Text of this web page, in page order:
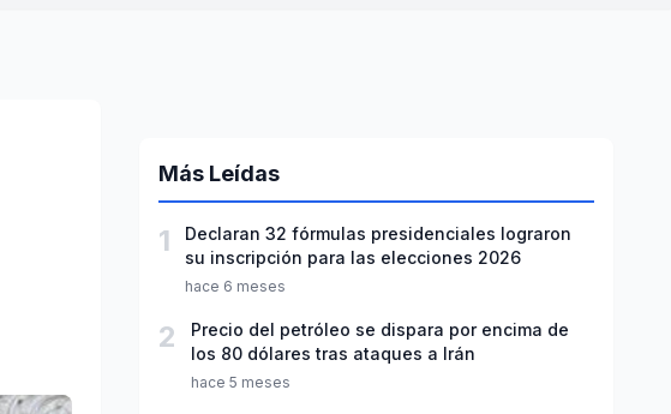
Más Leídas
1
Declaran 32 fórmulas presidenciales lograron
su inscripción para las elecciones 2026
hace 6 meses
2
Precio del petróleo se dispara por encima de
los 80 dólares tras ataques a Irán
hace 5 meses